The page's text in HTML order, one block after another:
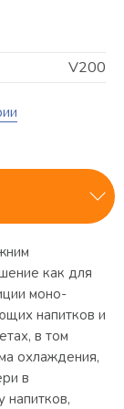
V200
как для
моно-
напитков и
в том
охлаждения,
в
напитков,